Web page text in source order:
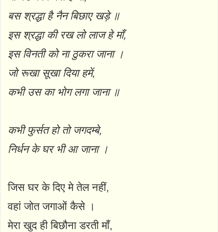
बस श्रद्धा है नैन बिछाए खड़े ॥
इस श्रद्धा की रख लो लाज हे माँ,
इस विनती को ना ठुकरा जाना ।
जो रूखा सूखा दिया हमें,
कभी उस का भोग लगा जाना ॥
कभी फुर्सत हो तो जगदम्बे,
निर्धन के घर भी आ जाना ।
जिस घर के दिए मे तेल नहीं,
वहां जोत जगाओं कैसे ।
मेरा खुद ही बिछौना डरती माँ,